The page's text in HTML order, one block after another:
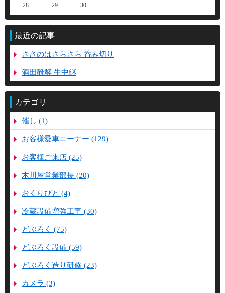
28
29 30
最近の記事
ささのはさらさら 呑み切り
酒田醗酵 生中継
カテゴリ
催し (1)
お客様愛車コーナー (129)
お客様ご来店 (25)
木川屋営業部長 (20)
おくりびと (4)
冷蔵設備増強工事 (30)
どぶろく (75)
どぶろく設備 (59)
どぶろく造り研修 (23)
カメラ (3)